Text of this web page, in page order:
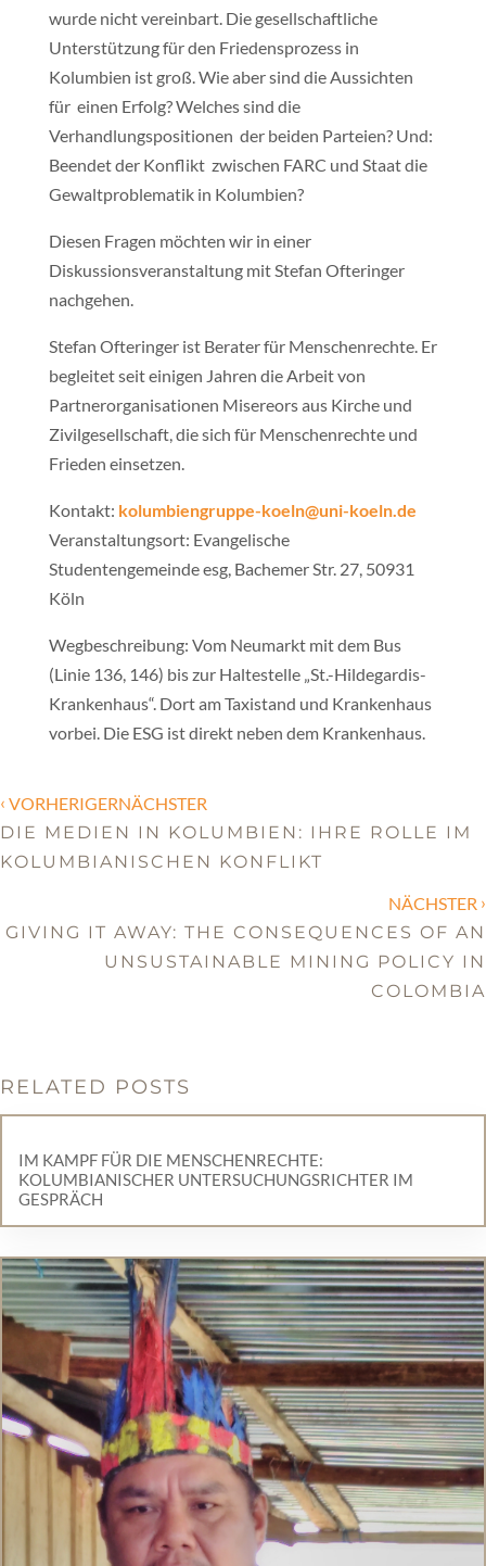
wurde nicht vereinbart. Die gesellschaftliche
Unterstützung für den Friedensprozess in
Kolumbien ist groß. Wie aber sind die Aussichten
für einen Erfolg? Welches sind die
Verhandlungspositionen der beiden Parteien? Und:
Beendet der Konflikt zwischen FARC und Staat die
Gewaltproblematik in Kolumbien?
Diesen Fragen möchten wir in einer
Diskussionsveranstaltung mit Stefan Ofteringer
nachgehen.
Stefan Ofteringer ist Berater für Menschenrechte. Er
begleitet seit einigen Jahren die Arbeit von
Partnerorganisationen Misereors aus Kirche und
Zivilgesellschaft, die sich für Menschenrechte und
Frieden einsetzen.
Kontakt: kolumbiengruppe-koeln@uni-koeln.de
Veranstaltungsort: Evangelische
Studentengemeinde esg, Bachemer Str. 27, 50931
Köln
Wegbeschreibung: Vom Neumarkt mit dem Bus
(Linie 136, 146) bis zur Haltestelle „St.-Hildegardis-
Krankenhaus“. Dort am Taxistand und Krankenhaus
vorbei. Die ESG ist direkt neben dem Krankenhaus.
‹ VORHERIGERNÄCHSTER
DIE MEDIEN IN KOLUMBIEN: IHRE ROLLE IM
KOLUMBIANISCHEN KONFLIKT
NÄCHSTER ›
GIVING IT AWAY: THE CONSEQUENCES OF AN
UNSUSTAINABLE MINING POLICY IN
COLOMBIA
RELATED POSTS
IM KAMPF FÜR DIE MENSCHENRECHTE:
KOLUMBIANISCHER UNTERSUCHUNGSRICHTER IM
GESPRÄCH